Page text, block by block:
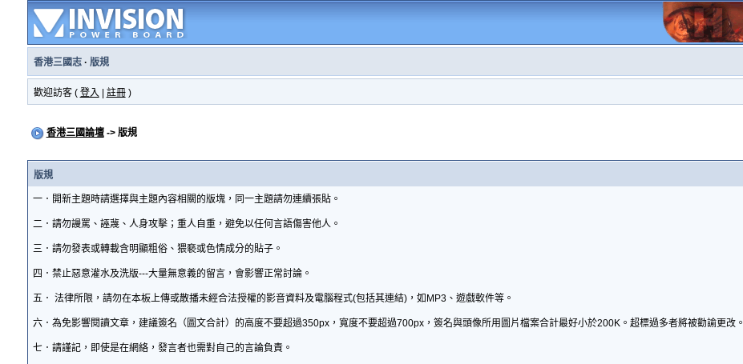
香港三國志· 版規
歡迎訪客 ( 登入 註冊)
香港三國論壇-> 版規
版規
一．開新主題時請選擇與主題內容相關的版塊，同一主題請勿連續張貼。
二．請勿謾罵、誣蔑、人身攻擊；重人自重，避免以任何言語傷害他人。
三．請勿發表或轉載含明顯粗俗、猥褻或色情成分的貼子。
四．禁止惡意灌水及洗版---大量無意義的留言，會影響正常討論。
五． 法律所限，請勿在本板上傳或散播未經合法授權的影音資料及電腦程式(包括其連結)，如MP3、遊戲軟件等。
六．為免影響閱讀文章，建議簽名（圖文合計）的高度不要超過350px，寬度不要超過700px，簽名與頭像所用圖片檔案合計最好小於200K。超標過多者將被勸諭更改。
七．請謹記，即使是在網絡，發言者也需對自己的言論負責。